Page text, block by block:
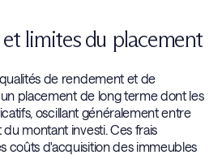
limites du placement
de rendement et de
placement de long terme dont les
oscillant généralement entre
montant investi. Ces frais
coûts d'acquisition des immeubles